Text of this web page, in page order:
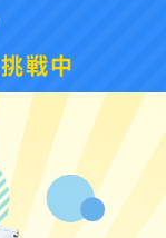
戦中